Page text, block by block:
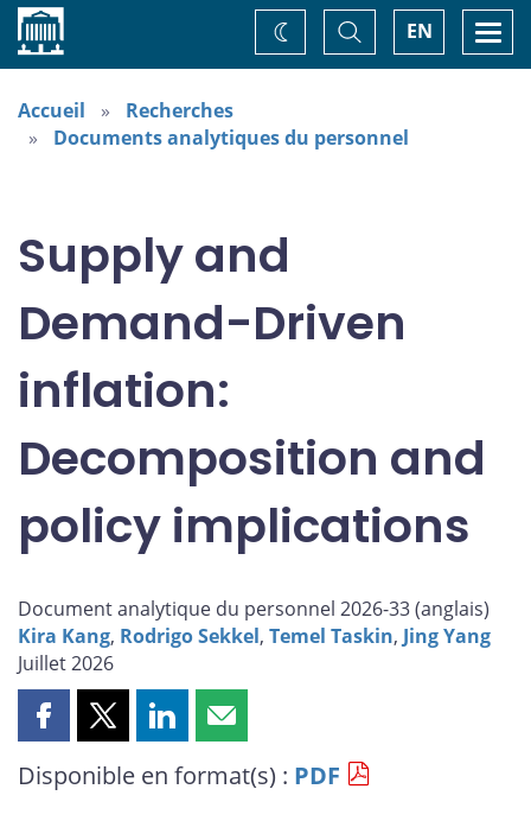
Accueil EN
Basculer
la
recherche
Changez
de
Accueil
Recherches
Documents analytiques du personnel
Supply and
Demand-Driven
inflation:
Decomposition and
policy implications
Document analytique du personnel 2026-33 (anglais)
Kira Kang, Rodrigo Sekkel, Temel Taskin, Jing Yang
Juillet 2026
Partager
page
Partager
page
Partager
page
Partager
page
Disponible en format(s) : PDF